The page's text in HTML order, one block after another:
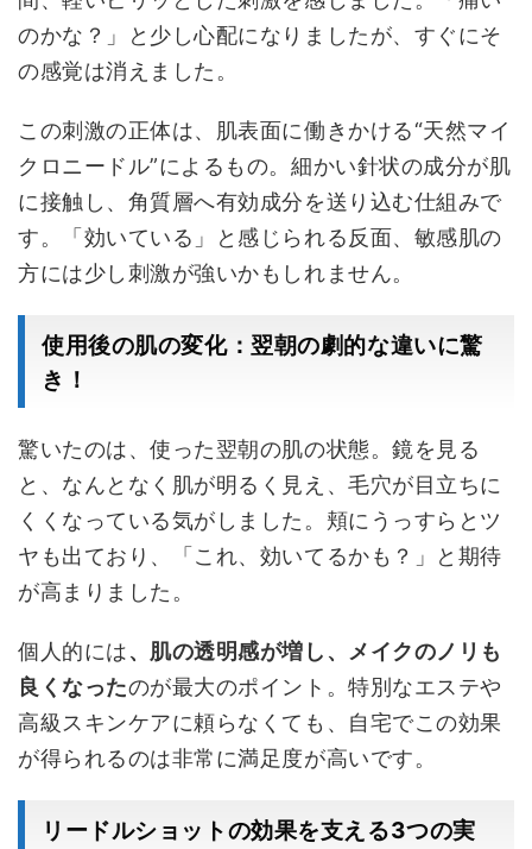
のかな？」と少し心配になりましたが、すぐにそ
の感覚は消えました。
この刺激の正体は、肌表面に働きかける“天然マイ
クロニードル”によるもの。細かい針状の成分が肌
に接触し、角質層へ有効成分を送り込む仕組みで
す。「効いている」と感じられる反面、敏感肌の
方には少し刺激が強いかもしれません。
使用後の肌の変化：翌朝の劇的な違いに驚
き！
驚いたのは、使った翌朝の肌の状態。鏡を見る
と、なんとなく肌が明るく見え、毛穴が目立ちに
くくなっている気がしました。頬にうっすらとツ
ヤも出ており、「これ、効いてるかも？」と期待
が高まりました。
個人的には、肌の透明感が増し、メイクのノリも
良くなったのが最大のポイント。特別なエステや
高級スキンケアに頼らなくても、自宅でこの効果
が得られるのは非常に満足度が高いです。
リードルショットの効果を支える3つの実